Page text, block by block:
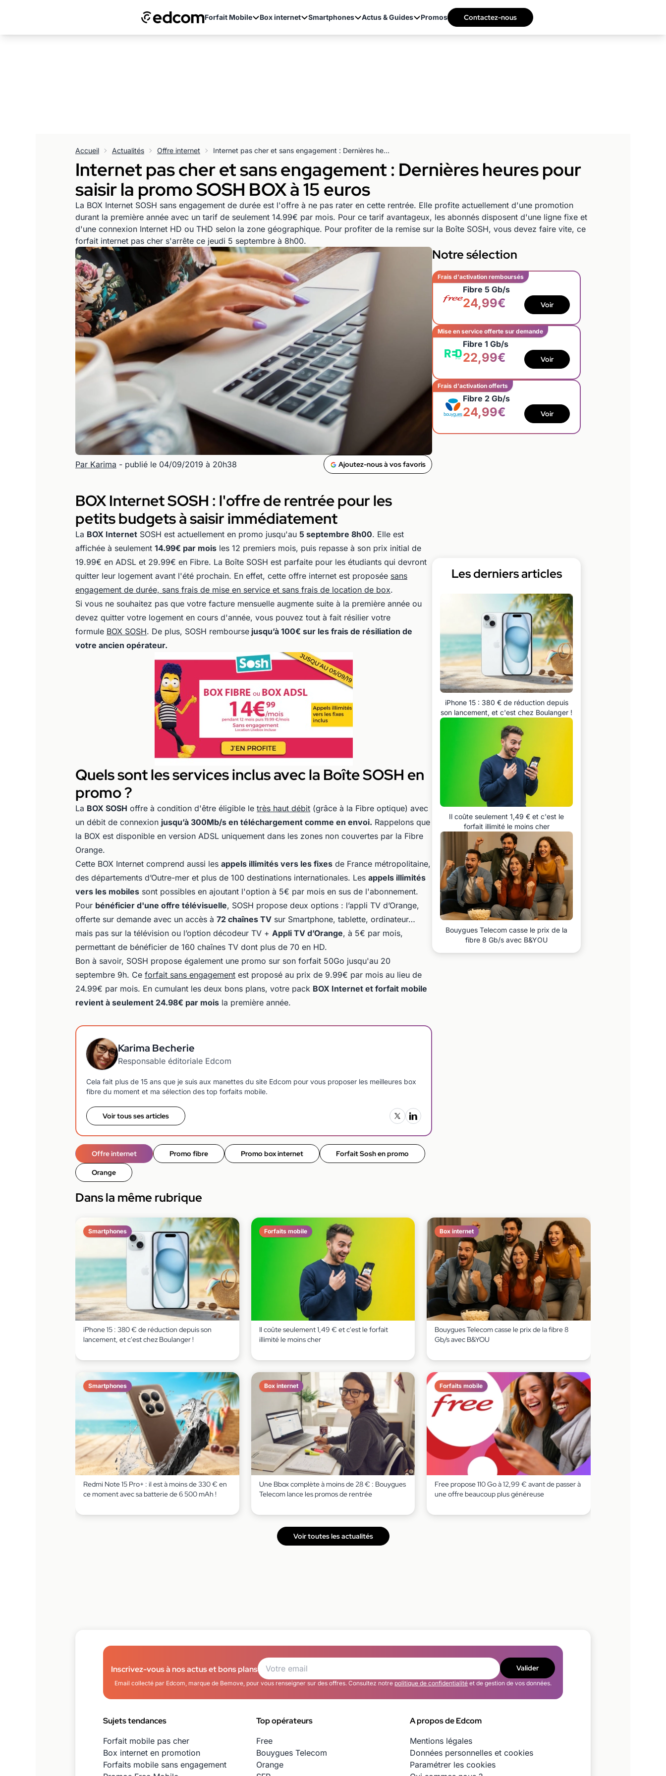
Forfait Mobile Box internet Smartphones Actus & Guides Promos Contactez-nous
Accueil Actualités Offre internet Internet pas cher et sans engagement : Dernières heures pour saisir la promo SOSH BOX à 15 euros
Internet pas cher et sans engagement : Dernières heures pour
saisir la promo SOSH BOX à 15 euros
La BOX Internet SOSH sans engagement de durée est l'offre à ne pas rater en cette rentrée. Elle profite actuellement d'une promotion
durant la première année avec un tarif de seulement 14.99€ par mois. Pour ce tarif avantageux, les abonnés disposent d'une ligne fixe et
d'une connexion Internet HD ou THD selon la zone géographique. Pour profiter de la remise sur la Boîte SOSH, vous devez faire vite, ce
forfait internet pas cher s'arrête ce jeudi 5 septembre à 8h00.
Par Karima - publié le 04/09/2019 à 20h38 Ajoutez-nous à vos favoris
BOX Internet SOSH : l'offre de rentrée pour les
petits budgets à saisir immédiatement
La BOX Internet SOSH est actuellement en promo jusqu'au 5 septembre 8h00. Elle est
affichée à seulement 14.99€ par mois les 12 premiers mois, puis repasse à son prix initial de
19.99€ en ADSL et 29.99€ en Fibre. La Boîte SOSH est parfaite pour les étudiants qui devront
quitter leur logement avant l'été prochain. En effet, cette offre internet est proposée sans
engagement de durée, sans frais de mise en service et sans frais de location de box.
Si vous ne souhaitez pas que votre facture mensuelle augmente suite à la première année ou
devez quitter votre logement en cours d'année, vous pouvez tout à fait résilier votre
formule BOX SOSH. De plus, SOSH rembourse jusqu’à 100€ sur les frais de résiliation de
votre ancien opérateur.
Quels sont les services inclus avec la Boîte SOSH en
promo ?
La BOX SOSH offre à condition d'être éligible le très haut débit (grâce à la Fibre optique) avec
un débit de connexion jusqu’à 300Mb/s en téléchargement comme en envoi. Rappelons que
la BOX est disponible en version ADSL uniquement dans les zones non couvertes par la Fibre
Orange.
Cette BOX Internet comprend aussi les appels illimités vers les fixes de France métropolitaine,
des départements d’Outre-mer et plus de 100 destinations internationales. Les appels illimités
vers les mobiles sont possibles en ajoutant l'option à 5€ par mois en sus de l'abonnement.
Pour bénéficier d'une offre télévisuelle, SOSH propose deux options : l’appli TV d’Orange,
offerte sur demande avec un accès à 72 chaînes TV sur Smartphone, tablette, ordinateur…
mais pas sur la télévision ou l’option décodeur TV + Appli TV d’Orange, à 5€ par mois,
permettant de bénéficier de 160 chaînes TV dont plus de 70 en HD.
Bon à savoir, SOSH propose également une promo sur son forfait 50Go jusqu'au 20
septembre 9h. Ce forfait sans engagement est proposé au prix de 9.99€ par mois au lieu de
24.99€ par mois. En cumulant les deux bons plans, votre pack BOX Internet et forfait mobile
revient à seulement 24.98€ par mois la première année.
Karima Becherie
Responsable éditoriale Edcom
Cela fait plus de 15 ans que je suis aux manettes du site Edcom pour vous proposer les meilleures box
fibre du moment et ma sélection des top forfaits mobile.
Voir tous ses articles
Offre internet Promo fibre Promo box internet Forfait Sosh en promo
Orange
Notre sélection
Frais d'activation remboursés
Fibre 5 Gb/s
24,99€ Voir
Mise en service offerte sur demande
Fibre 1 Gb/s
22,99€ Voir
Frais d'activation offerts
Fibre 2 Gb/s
24,99€ Voir
Les derniers articles
iPhone 15 : 380 € de réduction depuis
son lancement, et c'est chez Boulanger !
Il coûte seulement 1,49 € et c'est le
forfait illimité le moins cher
Bouygues Telecom casse le prix de la
fibre 8 Gb/s avec B&YOU
Dans la même rubrique
Smartphones
iPhone 15 : 380 € de réduction depuis son
lancement, et c'est chez Boulanger !
Forfaits mobile
Il coûte seulement 1,49 € et c'est le forfait
illimité le moins cher
Box internet
Bouygues Telecom casse le prix de la fibre 8
Gb/s avec B&YOU
Smartphones
Redmi Note 15 Pro+ : il est à moins de 330 € en
ce moment avec sa batterie de 6 500 mAh !
Box internet
Une Bbox complète à moins de 28 € : Bouygues
Telecom lance les promos de rentrée
Forfaits mobile
Free propose 110 Go à 12,99 € avant de passer à
une offre beaucoup plus généreuse
Voir toutes les actualités
Inscrivez-vous à nos actus et bons plans Valider
Email collecté par Edcom, marque de Bemove, pour vous renseigner sur des offres. Consultez notre politique de confidentialité et de gestion de vos données.
Sujets tendances
Forfait mobile pas cher
Box internet en promotion
Forfaits mobile sans engagement
Top opérateurs
Free
Bouygues Telecom
Orange
A propos de Edcom
Mentions légales
Données personnelles et cookies
Paramétrer les cookies